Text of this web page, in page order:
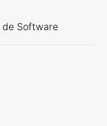
Software